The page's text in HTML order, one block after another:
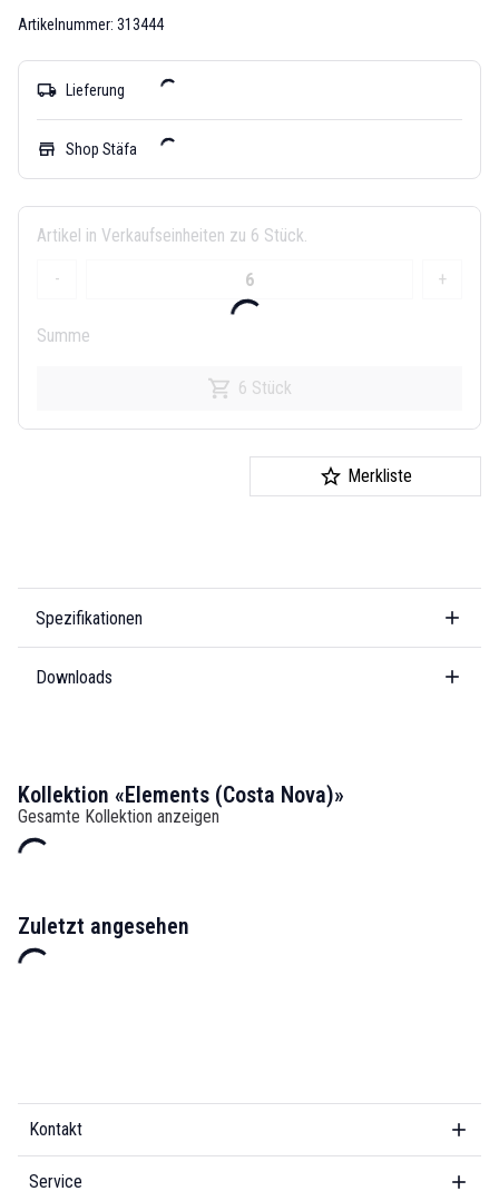
Artikelnummer: 313444
local_shipping Lieferung
store Shop Stäfa
Artikel in Verkaufseinheiten zu 6 Stück.
- +
Summe
6 Stück
Merkliste
Spezifikationen
Downloads
Kollektion «Elements (Costa Nova)»
Gesamte Kollektion anzeigen
Zuletzt angesehen
Kontakt
Service